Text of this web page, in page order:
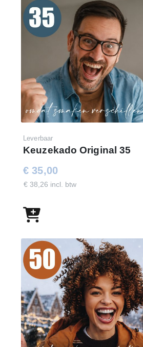
Leverbaar
Keuzekado Original 35
€ 35,00
€ 38,26 incl. btw